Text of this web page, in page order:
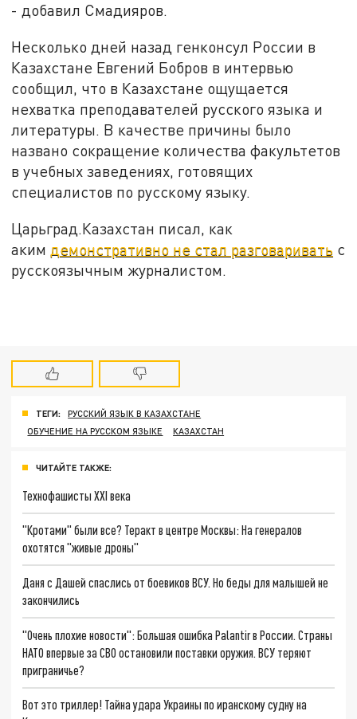
- добавил Смадияров.
Несколько дней назад генконсул России в
Казахстане Евгений Бобров в интервью
сообщил, что в Казахстане ощущается
нехватка преподавателей русского языка и
литературы. В качестве причины было
названо сокращение количества факультетов
в учебных заведениях, готовящих
специалистов по русскому языку.
Царьград.Казахстан писал, как
аким демонстративно не стал разговаривать с
русскоязычным журналистом.
ТЕГИ:
РУССКИЙ ЯЗЫК В КАЗАХСТАНЕ
ОБУЧЕНИЕ НА РУССКОМ ЯЗЫКЕ
КАЗАХСТАН
ЧИТАЙТЕ ТАКЖЕ:
Технофашисты XXI века
"Кротами" были все? Теракт в центре Москвы: На генералов
охотятся "живые дроны"
Даня с Дашей спаслись от боевиков ВСУ. Но беды для малышей не
закончились
"Очень плохие новости": Большая ошибка Palantir в России. Страны
НАТО впервые за СВО остановили поставки оружия. ВСУ теряют
приграничье?
Вот это триллер! Тайна удара Украины по иранскому судну на